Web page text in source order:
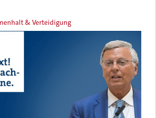
& Verteidigung